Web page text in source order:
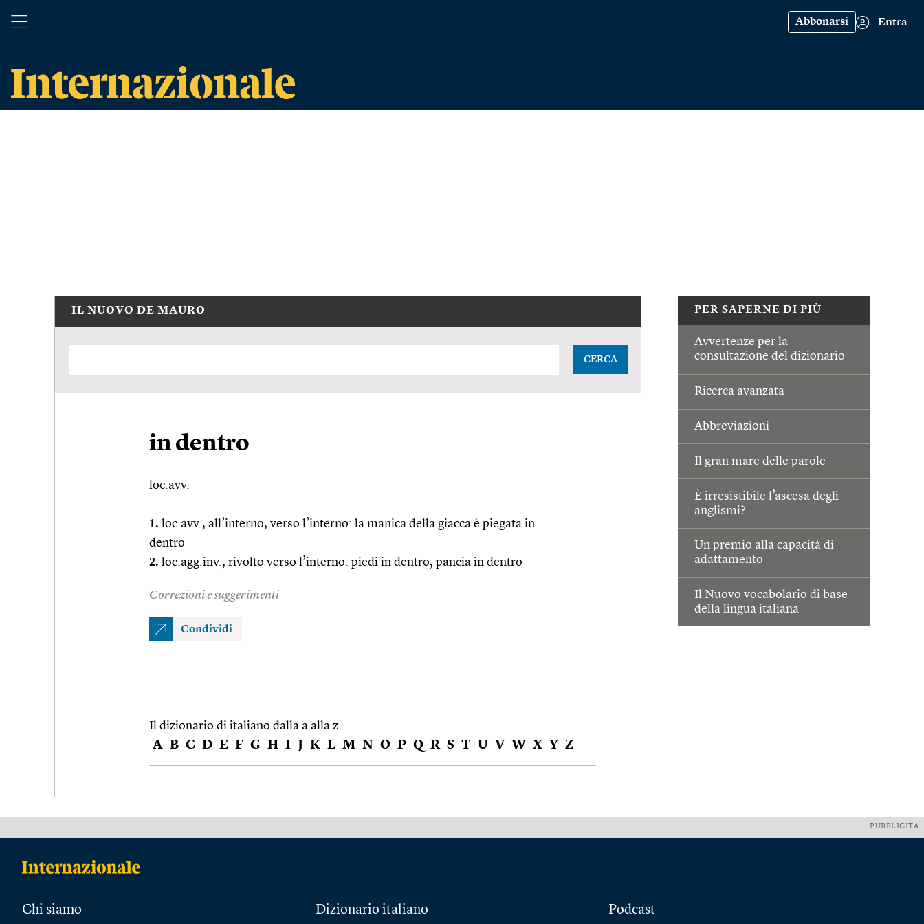
Abbonarsi Entra
PER SAPERNE DI PIÙ
Avvertenze per la
consultazione del dizionario
Ricerca avanzata
Abbreviazioni
Il gran mare delle parole
È irresistibile l’ascesa degli
anglismi?
Un premio alla capacità di
adattamento
Il Nuovo vocabolario di base
della lingua italiana
IL NUOVO DE MAURO
CERCA
in dentro
loc.avv.
1. loc.avv., all’interno, verso l’interno: la manica della giacca è piegata in
dentro
2. loc.agg.inv., rivolto verso l’interno: piedi in dentro, pancia in dentro
Correzioni e suggerimenti
Condividi
Il dizionario di italiano dalla a alla z
A B C D E F G H I J K L M N O P Q R S T U V W X Y Z
PUBBLICITÀ
Chi siamo Dizionario italiano Podcast